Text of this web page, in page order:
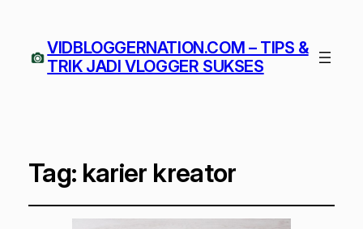
VIDBLOGGERNATION.COM – TIPS &
TRIK JADI VLOGGER SUKSES
Tag: karier kreator